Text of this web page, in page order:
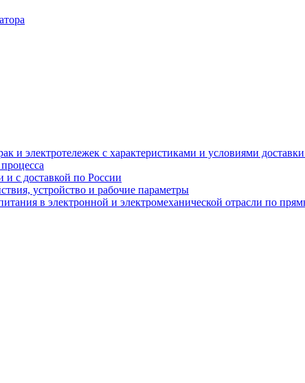
и электротележек с характеристиками и условиями доставки
с доставкой по России
устройство и рабочие параметры
в электронной и электромеханической отрасли по